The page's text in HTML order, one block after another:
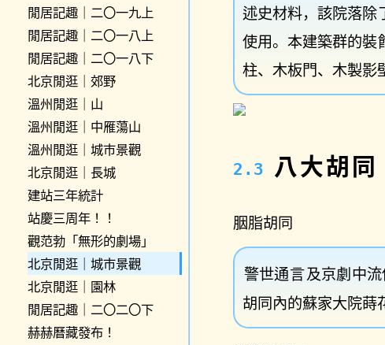
閒居記趣｜二〇一九上
閒居記趣｜二〇一八上
閒居記趣｜二〇一八下
北京閒逛｜郊野
溫州閒逛｜山
溫州閒逛｜中雁蕩山
溫州閒逛｜城市景觀
北京閒逛｜長城
建站三年統計
站慶三周年！！
觀范勃「無形的劇場」
北京閒逛｜城市景觀
北京閒逛｜園林
閒居記趣｜二〇二〇下
赫赫曆藏發布！
述史材料，該院落除
使用。本建築群的裝
柱、木板門、木製影
八大胡同
胭脂胡同
警世通言及京劇中
胡同內的蘇家大院蒔